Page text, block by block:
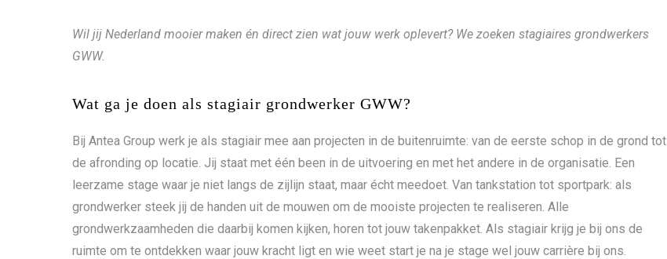
Wil jij Nederland mooier maken én direct zien wat jouw werk oplevert? We zoeken stagiaires grondwerkers
GWW.
Wat ga je doen als stagiair grondwerker GWW?
Bij Antea Group werk je als stagiair mee aan projecten in de buitenruimte: van de eerste schop in de grond tot
de afronding op locatie. Jij staat met één been in de uitvoering en met het andere in de organisatie. Een
leerzame stage waar je niet langs de zijlijn staat, maar écht meedoet. Van tankstation tot sportpark: als
grondwerker steek jij de handen uit de mouwen om de mooiste projecten te realiseren. Alle
grondwerkzaamheden die daarbij komen kijken, horen tot jouw takenpakket. Als stagiair krijg je bij ons de
ruimte om te ontdekken waar jouw kracht ligt en wie weet start je na je stage wel jouw carrière bij ons.